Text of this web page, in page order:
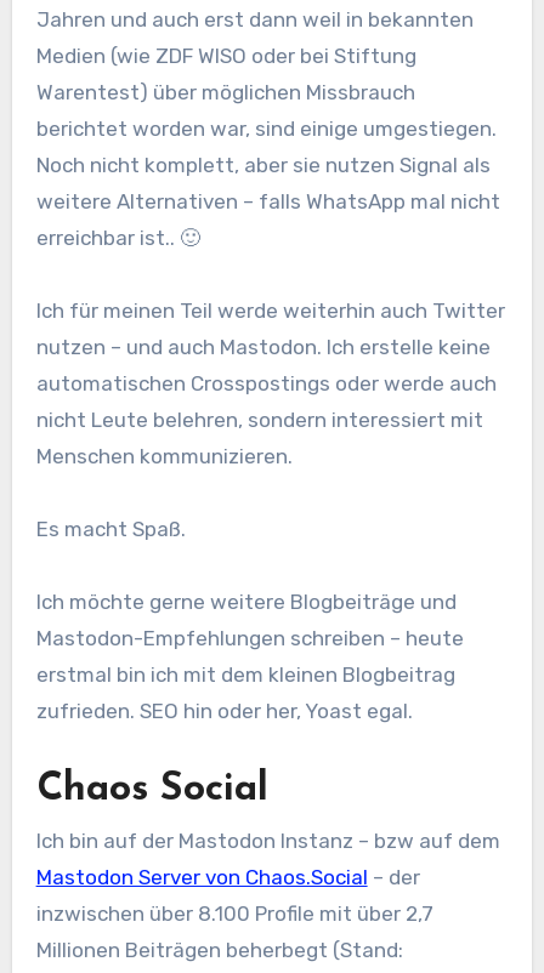
Jahren und auch erst dann weil in bekannten
Medien (wie ZDF WISO oder bei Stiftung
Warentest) über möglichen Missbrauch
berichtet worden war, sind einige umgestiegen.
Noch nicht komplett, aber sie nutzen Signal als
weitere Alternativen – falls WhatsApp mal nicht
erreichbar ist.. 🙂
Ich für meinen Teil werde weiterhin auch Twitter
nutzen – und auch Mastodon. Ich erstelle keine
automatischen Crosspostings oder werde auch
nicht Leute belehren, sondern interessiert mit
Menschen kommunizieren.
Es macht Spaß.
Ich möchte gerne weitere Blogbeiträge und
Mastodon-Empfehlungen schreiben – heute
erstmal bin ich mit dem kleinen Blogbeitrag
zufrieden. SEO hin oder her, Yoast egal.
Chaos Social
Ich bin auf der Mastodon Instanz – bzw auf dem
Mastodon Server von Chaos.Social – der
inzwischen über 8.100 Profile mit über 2,7
Millionen Beiträgen beherbegt (Stand: